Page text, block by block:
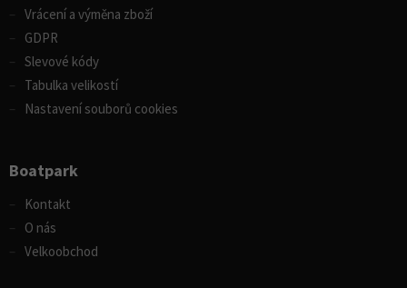
Vrácení a výměna zboží
GDPR
Slevové kódy
Tabulka velikostí
Nastavení souborů cookies
Boatpark
Kontakt
O nás
Velkoobchod